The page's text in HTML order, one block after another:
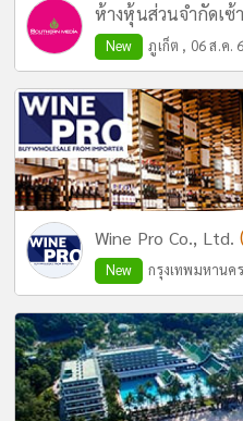
ห้างหุ้นส่วนจำกัดเซ้
New ภูเก็ต , 06 ส.ค.
Wine Pro Co., Ltd.
New กรุงเทพมหานค